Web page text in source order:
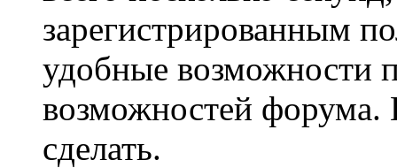
зарегистрированным
удобные возможности
возможностей
сделать.